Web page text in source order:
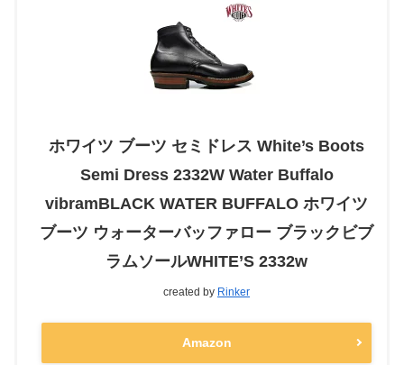
ホワイツ ブーツ セミドレス White’s Boots
Semi Dress 2332W Water Buffalo
vibramBLACK WATER BUFFALO ホワイツ
ブーツ ウォーターバッファロー ブラックビブ
ラムソールWHITE’S 2332w
created by Rinker
Amazon